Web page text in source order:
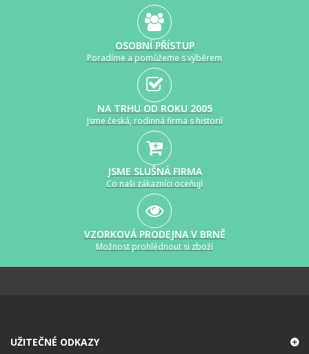
OSOBNÍ PŘÍSTUP
Poradíme a pomůžeme s výběrem
NA TRHU OD ROKU 2005
Jsme česká, rodinná firma s historií
JSME SLUŠNÁ FIRMA
Co naši zákazníci oceňují
VZORKOVÁ PRODEJNA V BRNĚ
Možnost prohlédnout si zboží
UŽITEČNÉ ODKAZY